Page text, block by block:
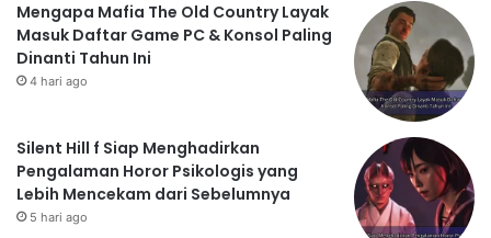
Mengapa Mafia The Old Country Layak
Masuk Daftar Game PC & Konsol Paling
Dinanti Tahun Ini
4 hari ago
Silent Hill f Siap Menghadirkan
Pengalaman Horor Psikologis yang
Lebih Mencekam dari Sebelumnya
5 hari ago